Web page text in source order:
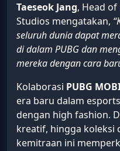
Taeseok Jang, Head of
Studios mengatakan,
seluruh dunia dapat
di dalam PUBG dan
mereka dengan cara
Kolaborasi PUBG
era baru dalam
dengan high fashion.
kreatif, hingga koleksi
kemitraan ini